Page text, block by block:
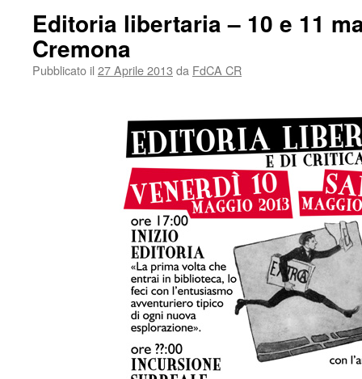
Editoria libertaria – 10 e 11
Cremona
Pubblicato il 27 Aprile 2013 da FdCA CR